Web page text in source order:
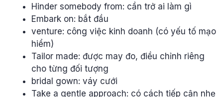
Hinder somebody from: cần trở ai làm gì
Embark on: bắt đầu
venture: công việc kinh doanh (có yếu tố mạo
hiểm)
Tailor made: được may đo, điều chỉnh riêng
cho từng đối tượng
bridal gown: váy cưới
Take a gentle approach: có cách tiếp cận nhẹ